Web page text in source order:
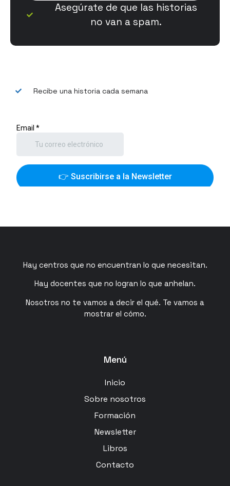
Asegúrate de que las historias
no van a spam.
Recibe una historia cada semana
Hay centros que no encuentran lo que necesitan.
Hay docentes que no logran lo que anhelan.
Nosotros no te vamos a decir el qué. Te vamos a
mostrar el cómo.
Menú
Inicio
Sobre nosotros
Formación
Newsletter
Libros
Contacto